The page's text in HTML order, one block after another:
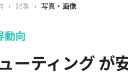
› 記事 › 写真・画像
ーティング
動向